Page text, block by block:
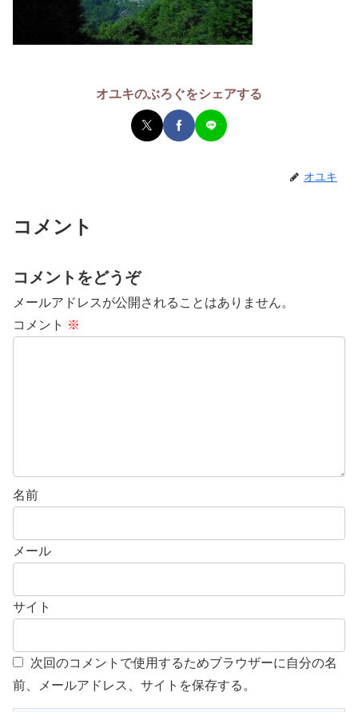
オユキのぶろぐをシェアする
オユキ
コメント
コメントをどうぞ
メールアドレスが公開されることはありません。
コメント ※
名前
メール
サイト
次回のコメントで使用するためブラウザーに自分の名
前、メールアドレス、サイトを保存する。